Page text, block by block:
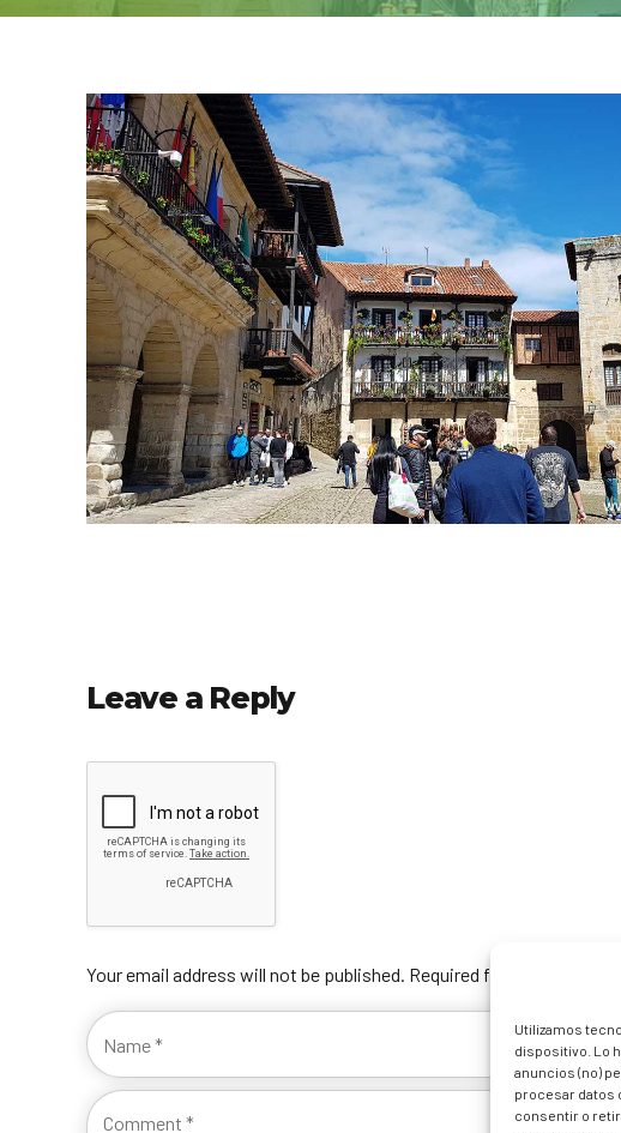
Utilizamos
dispositivo. Lo
anuncios (no)
procesar datos
consentir o
Leave a Reply
Your email address will not be published. Required fields are marked *